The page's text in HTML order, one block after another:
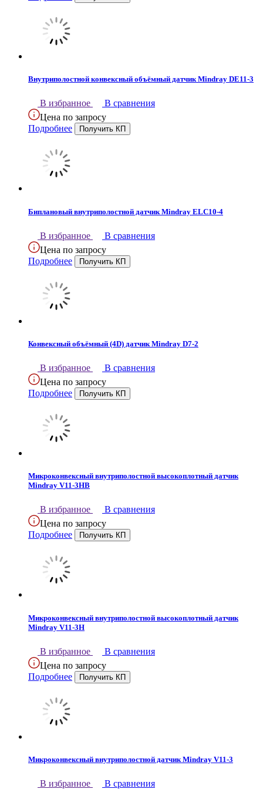
Внутриполостной конвексный объёмный датчик Mindray DE11-3
В избранное
В сравнения
Цена по запросу
Подробнее
Биплановый внутриполостной датчик Mindray ELC10-4
В избранное
В сравнения
Цена по запросу
Подробнее
Конвексный объёмный (4D) датчик Mindray D7-2
В избранное
В сравнения
Цена по запросу
Подробнее
Микроконвексный внутриполостной высокоплотный датчик
Mindray V11-3HB
В избранное
В сравнения
Цена по запросу
Подробнее
Микроконвексный внутриполостной высокоплотный датчик
Mindray V11-3H
В избранное
В сравнения
Цена по запросу
Подробнее
Микроконвексный внутриполостной датчик Mindray V11-3
В избранное В сравнения